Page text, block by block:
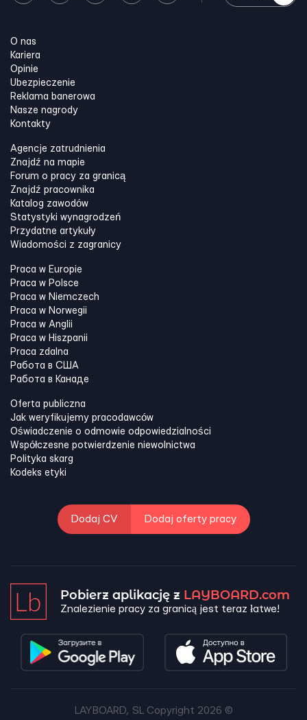
O nas
Kariera
Opinie
Ubezpieczenie
Reklama banerowa
Nasze nagrody
Kontakty
Agencje zatrudnienia
Znajdź na mapie
Forum o pracy za granicą
Znajdź pracownika
Katalog zawodów
Statystyki wynagrodzeń
Przydatne artykuły
Wiadomości z zagranicy
Praca w Europie
Praca w Polsce
Praca w Niemczech
Praca w Norwegii
Praca w Anglii
Praca w Hiszpanii
Praca zdalna
Работа в США
Работа в Канадe
Oferta publiczna
Jak weryfikujemy pracodawców
Oświadczenie o odmowie odpowiedzialności
Współczesne potwierdzenie niewolnictwa
Polityka skarg
Kodeks etyki
Dodaj CV Dodaj oferty pracy
Pobierz aplikację z LAYBOARD.com
Znalezienie pracy za granicą jest teraz łatwe!
LAYBOARD, SL Copyright 2026 ©